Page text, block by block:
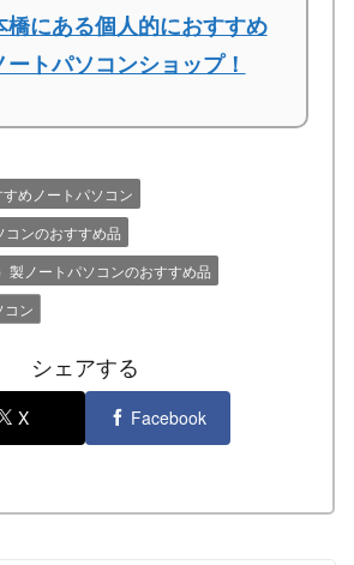
橋にある個人的におすすめ
トパソコンショップ！
めノートパソコン
ンのおすすめ品
製ノートパソコンのおすすめ品
コン
シェアする
X Facebook